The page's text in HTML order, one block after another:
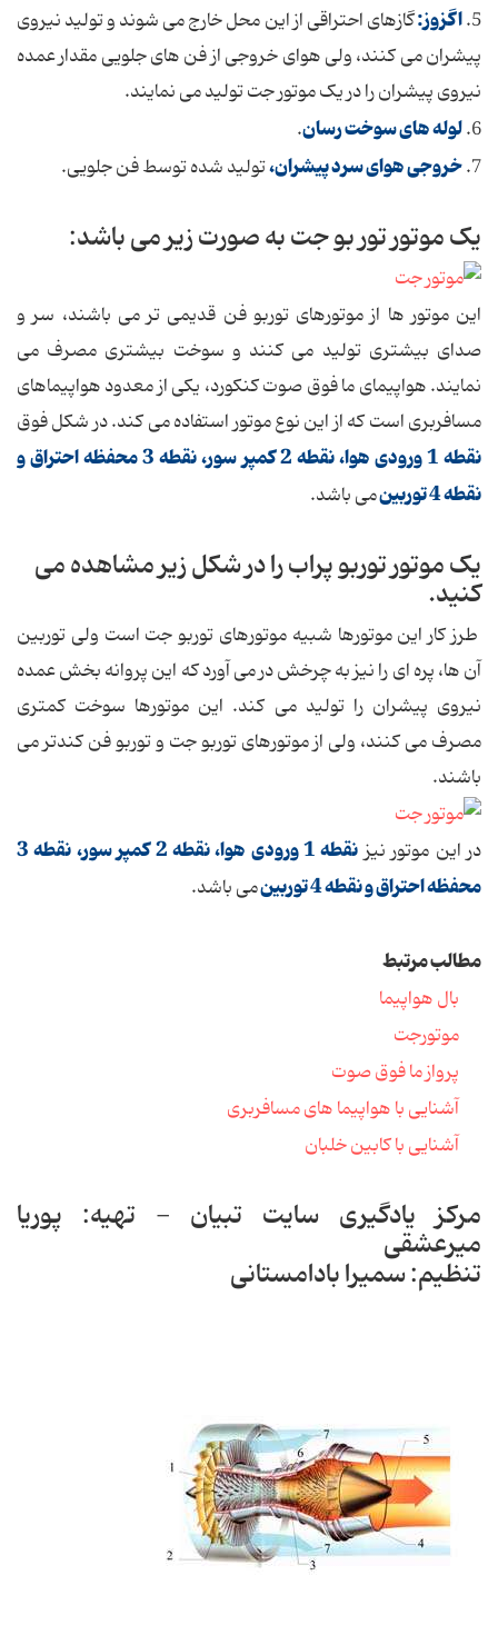
5. اگزوز:گازهای احتراقی از این محل خارج می شوند و تولید نیروی
پیشران می کنند، ولی هوای خروجی از فن های جلویی مقدار عمده
نیروی پیشران را در یک موتور جت تولید می نمایند.
6. لوله های سوخت رسان.
7. خروجی هوای سرد پیشران،تولید شده توسط فن جلویی.
یک موتور تور بو جت به صورت زیر می باشد:
این موتور ها از موتورهای توربو فن قدیمی تر می باشند، سر و
صدای بیشتری تولید می کنند و سوخت بیشتری مصرف می
نمایند. هواپیمای ما فوق صوت کنکورد، یکی از معدود هواپیماهای
مسافربری است که از این نوع موتور استفاده می کند. در شکل فوق
نقطه 1 ورودی هوا، نقطه 2 کمپر سور، نقطه 3 محفظه احتراق و
نقطه 4 توربین
می باشد.
یک موتور توربو پراب را در شکل زیر مشاهده می
کنید.
طرز کار این موتورها شبیه موتورهای توربو جت است ولی توربین
آن ها، پره ای را نیز به چرخش در می آورد که این پروانه بخش عمده
نیروی پیشران را تولید می کند. این موتورها سوخت کمتری
مصرف می کنند، ولی از موتورهای توربو جت و توربو فن کندتر می
باشند.
در این موتور نیز
نقطه 1 ورودی هوا، نقطه 2 کمپر سور، نقطه 3
محفظه احتراق و نقطه 4 توربین
می باشد.
مطالب مرتبط
بال هواپیما
موتورجت
پرواز ما فوق صوت
آشنایی با هواپیما های مسافربری
آشنایی با کابین خلبان
مرکز یادگیری سایت تبیان - تهیه: پوریا
میرعشقی
تنظیم: سمیرا بادامستانی